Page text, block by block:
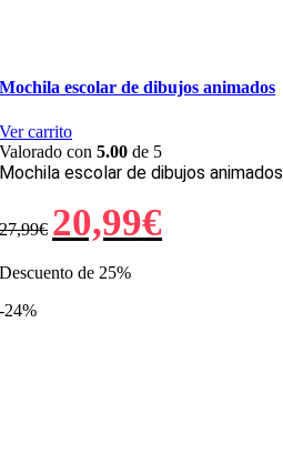
Mochila escolar de dibujos animados
Ver carrito
Valorado con5.00 de 5
Mochila escolar de dibujos animados
27,99€
El
precio
era:
20,99€
Descuento de 25%
-24%